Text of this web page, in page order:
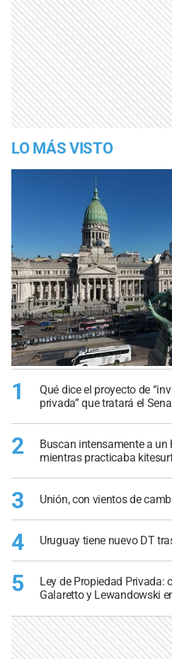
LO MÁS VISTO
1
Qué dice el proyecto de
privada” que tratará el
2
Buscan intensamente a
mientras practicaba
3 Unión, con vientos de
4 Uruguay tiene nuevo DT
5
Ley de Propiedad Privada:
Galaretto y Lewandowski